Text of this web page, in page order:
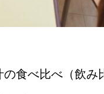
食べ比べ（飲み